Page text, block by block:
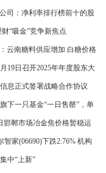
司：净利率排行榜前十的股
日报
“吸金”竞争新焦点
云南糖料供应增加 白糖价格
19日召开2025年年度股东大
息正式签署战略合作协议
下一只基金“一日售罄”，单
邯郸市场冶金焦价格暂稳运
家(06690)下跌2.76% 机构
持续承压
中“上新”